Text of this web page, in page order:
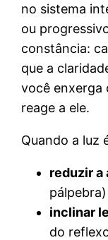
no sistema
ou
constância:
que a
você enxerga
reage a ele.
Quando a luz
reduzir a
inclinar
do